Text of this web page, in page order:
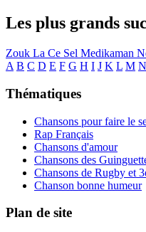
Les plus grands
Zouk La Ce Sel Medikaman
A B C D E F G H I J K L M N
Thématiques
Chansons pour faire le
Rap Français
Chansons d'amour
Chansons des
Chansons de Rugby et
Chanson bonne humeur
Plan de site